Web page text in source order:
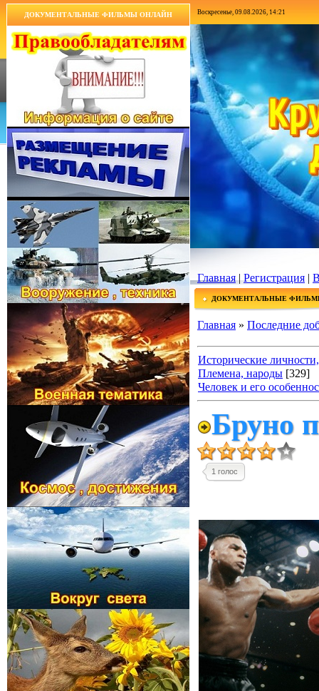
ДОКУМЕНТАЛЬНЫЕ ФИЛЬМЫ ОНЛАЙН Воскресенье, 09.08.2026, 14:21
Главная|Регистрация |
ДОКУМЕНТАЛЬНЫЕ
Главная » Последние
Исторические
Племена, народы [329]
Человек и его
Бруно
1 голос